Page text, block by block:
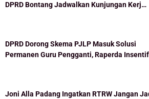
DPRD Bontang Jadwalkan Kunjungan Kerj…
DPRD Dorong Skema PJLP Masuk Solusi
Permanen Guru Pengganti, Raperda
Joni Alla Padang Ingatkan RTRW Jangan